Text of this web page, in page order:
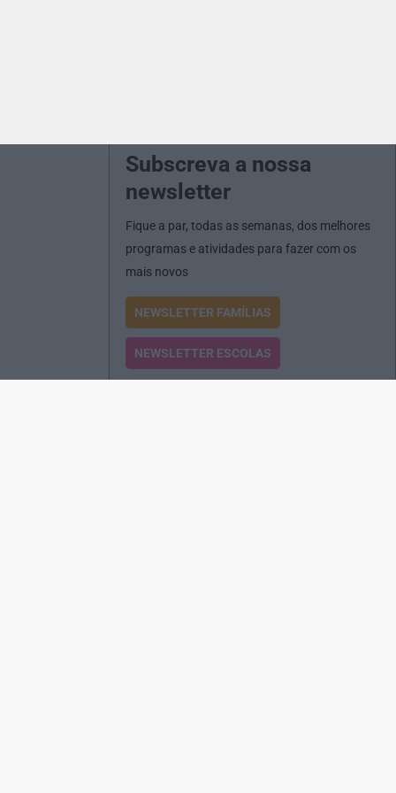
Subscreva a nossa
newsletter
Fique a par, todas as semanas, dos melhores
programas e atividades para fazer com os
mais novos
NEWSLETTER FAMÍLIAS
NEWSLETTER ESCOLAS